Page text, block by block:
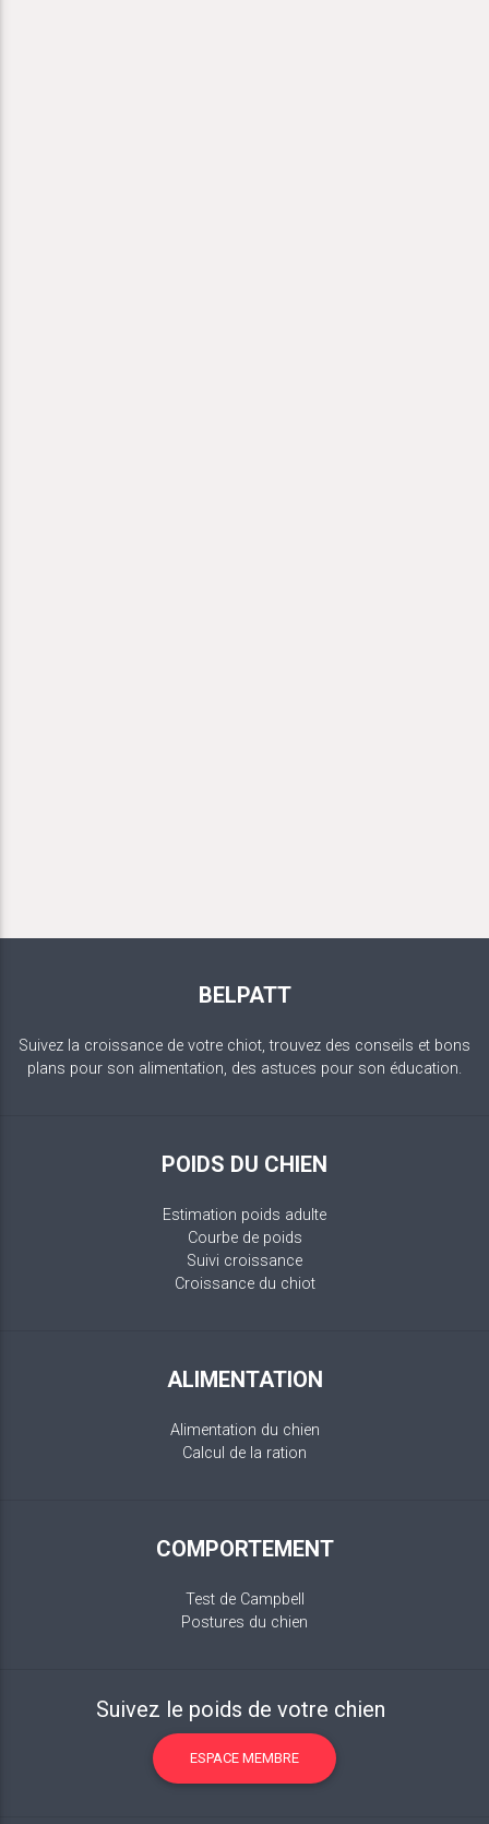
BELPATT
Suivez la croissance de votre chiot, trouvez des conseils et bons
plans pour son alimentation, des astuces pour son éducation.
POIDS DU CHIEN
Estimation poids adulte
Courbe de poids
Suivi croissance
Croissance du chiot
ALIMENTATION
Alimentation du chien
Calcul de la ration
COMPORTEMENT
Test de Campbell
Postures du chien
Suivez le poids de votre chien
ESPACE MEMBRE